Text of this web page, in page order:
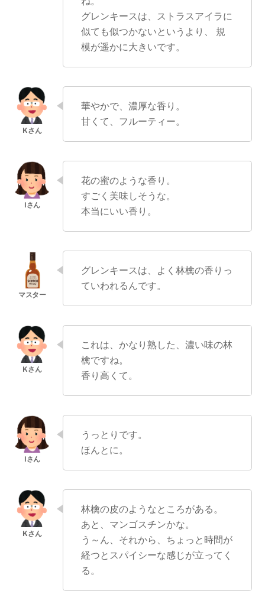
グレンキースは、ストラスアイラに
似ても似つかないというより、 規
模が遥かに大きいです。
華やかで、濃厚な香り。
甘くて、フルーティー。
花の蜜のような香り。
すごく美味しそうな。
本当にいい香り。
グレンキースは、よく林檎の香りっ
ていわれるんです。
これは、かなり熟した、濃い味の林
檎ですね。
香り高くて。
うっとりです。
ほんとに。
林檎の皮のようなところがある。
あと、マンゴスチンかな。
う～ん、それから、ちょっと時間が
経つとスパイシーな感じが立ってく
る。